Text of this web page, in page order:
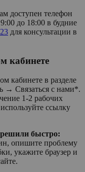
доступен телефон
до 18:00 в будние
для консультации в
кабинете
кабинете в разделе
Связаться с нами*.
1-2 рабочих
ссылку
решили быстро:
опишите проблему
укажите браузер и